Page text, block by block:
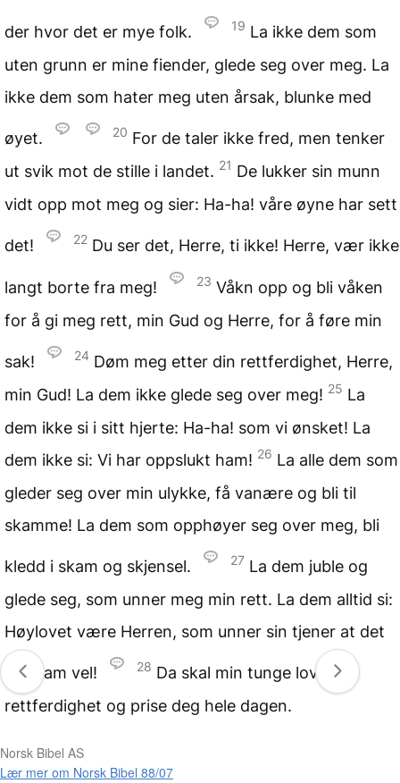
der hvor det er mye folk. 19 La ikke dem som
uten grunn er mine fiender, glede seg over meg. La
ikke dem som hater meg uten årsak, blunke med
øyet. 20 For de taler ikke fred, men tenker
ut svik mot de stille i landet. 21 De lukker sin munn
vidt opp mot meg og sier: Ha-ha! våre øyne har sett
det! 22 Du ser det, Herre, ti ikke! Herre, vær ikke
langt borte fra meg! 23 Våkn opp og bli våken
for å gi meg rett, min Gud og Herre, for å føre min
sak! 24 Døm meg etter din rettferdighet, Herre,
min Gud! La dem ikke glede seg over meg! 25 La
dem ikke si i sitt hjerte: Ha-ha! som vi ønsket! La
dem ikke si: Vi har oppslukt ham! 26 La alle dem som
gleder seg over min ulykke, få vanære og bli til
skamme! La dem som opphøyer seg over meg, bli
kledd i skam og skjensel. 27 La dem juble og
glede seg, som unner meg min rett. La dem alltid si:
Høylovet være Herren, som unner sin tjener at det
går ham vel! 28 Da skal min tunge love din
rettferdighet og prise deg hele dagen.
Norsk Bibel AS
Lær mer om Norsk Bibel 88/07